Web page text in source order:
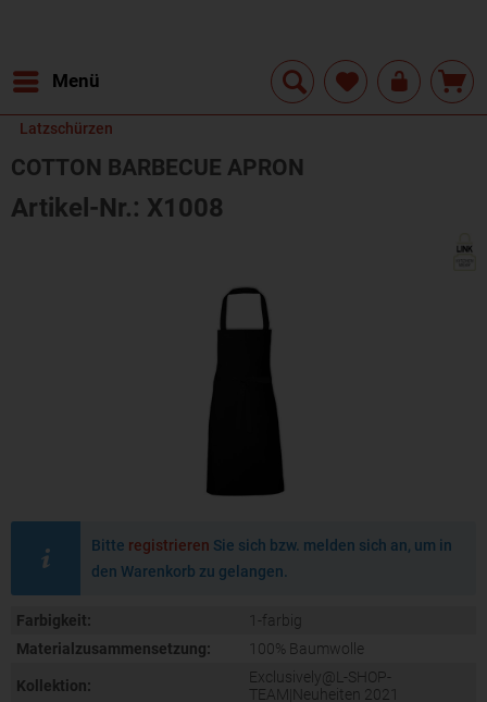
Menü
Latzschürzen
COTTON BARBECUE APRON
Artikel-Nr.: X1008
Bitte registrieren Sie sich bzw. melden sich an, um in
den Warenkorb zu gelangen.
Farbigkeit:
1-farbig
Materialzusammensetzung:
100% Baumwolle
Kollektion:
Exclusively@L-SHOP-
TEAM|Neuheiten 2021